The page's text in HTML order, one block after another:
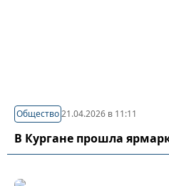
Общество21.04.2026 в 11:11
В Кургане прошла